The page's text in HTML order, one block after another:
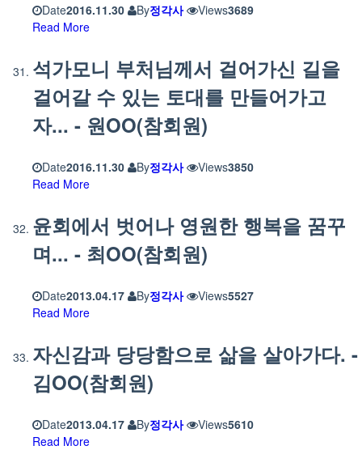
Date2016.11.30 By정각사 Views3689
Read More
석가모니 부처님께서 걸어가신 길을
걸어갈 수 있는 토대를 만들어가고
자... - 원OO(참회원)
Date2016.11.30 By정각사 Views3850
Read More
윤회에서 벗어나 영원한 행복을 꿈꾸
며... - 최OO(참회원)
Date2013.04.17 By정각사 Views5527
Read More
자신감과 당당함으로 삶을 살아가다. -
김OO(참회원)
Date2013.04.17 By정각사 Views5610
Read More